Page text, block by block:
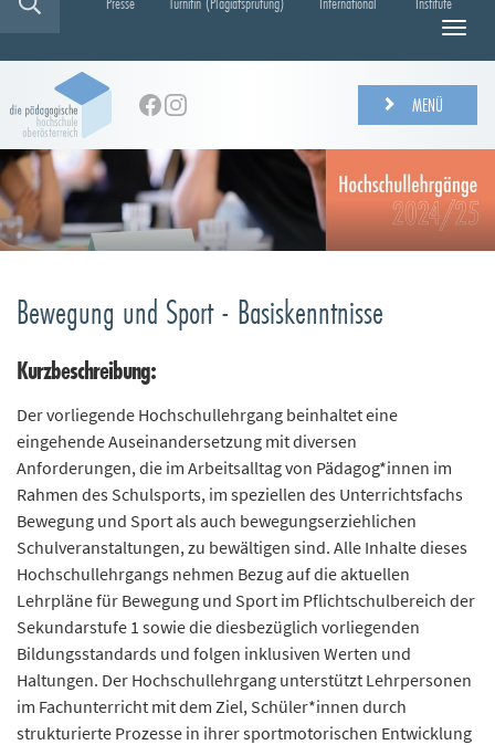
N
g
a
i
o
n
e
d
MENÜ
Bewegung und Sport - Basiskenntnisse
Kurzbeschreibung:
Der vorliegende Hochschullehrgang beinhaltet eine
eingehende Auseinandersetzung mit diversen
Anforderungen, die im Arbeitsalltag von Pädagog*innen im
Rahmen des Schulsports, im speziellen des Unterrichtsfachs
Bewegung und Sport als auch bewegungserziehlichen
Schulveranstaltungen, zu bewältigen sind. Alle Inhalte dieses
Hochschullehrgangs nehmen Bezug auf die aktuellen
Lehrpläne für Bewegung und Sport im Pflichtschulbereich der
Sekundarstufe 1 sowie die diesbezüglich vorliegenden
Bildungsstandards und folgen inklusiven Werten und
Haltungen. Der Hochschullehrgang unterstützt Lehrpersonen
im Fachunterricht mit dem Ziel, Schüler*innen durch
strukturierte Prozesse in ihrer sportmotorischen Entwicklung